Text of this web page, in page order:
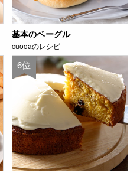
基本のベーグル
cuocaのレシピ
6位